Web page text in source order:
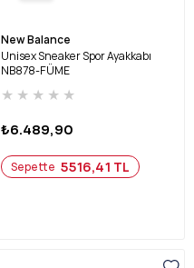
New Balance
Unisex Sneaker Spor Ayakkabı
NB878-FÜME
★ ★ ★ ★ ★
₺6.489,90
Sepette 5516,41 TL